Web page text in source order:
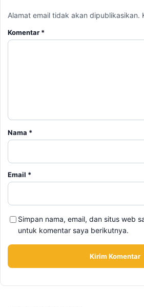
Alamat email tidak akan dipublikasikan.
Komentar *
Nama *
Email *
Simpan nama, email, dan situs web
untuk komentar saya berikutnya.